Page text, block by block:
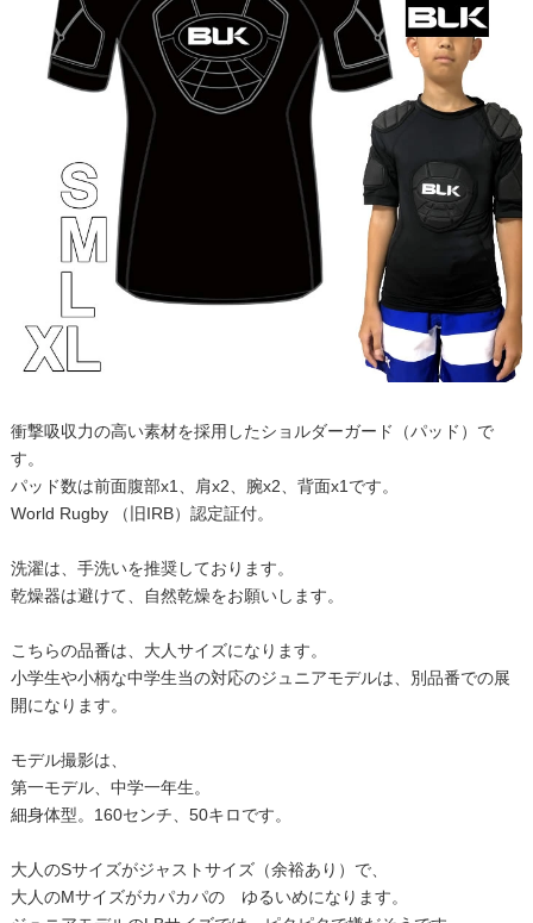
衝撃吸収力の高い素材を採用したショルダーガード（パッド）で
す。
パッド数は前面腹部x1、肩x2、腕x2、背面x1です。
World Rugby （旧IRB）認定証付。
洗濯は、手洗いを推奨しております。
乾燥器は避けて、自然乾燥をお願いします。
こちらの品番は、大人サイズになります。
小学生や小柄な中学生当の対応のジュニアモデルは、別品番での展
開になります。
モデル撮影は、
第一モデル、中学一年生。
細身体型。160センチ、50キロです。
大人のSサイズがジャストサイズ（余裕あり）で、
大人のMサイズがカパカパの ゆるいめになります。